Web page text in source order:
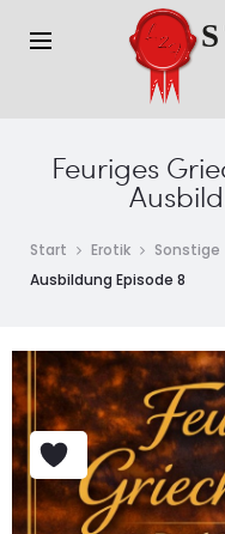
Feuriges
Start Erotik Sonstige
Ausbildung Episode 8